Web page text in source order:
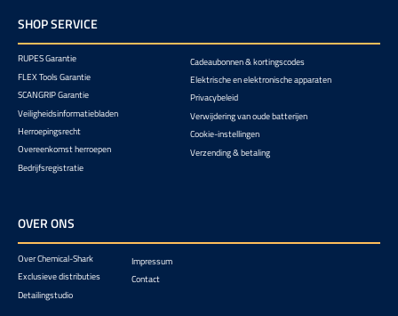
SHOP SERVICE
RUPES Garantie
FLEX Tools Garantie
SCANGRIP Garantie
Veiligheidsinformatiebladen
Herroepingsrecht
Overeenkomst herroepen
Bedrijfsregistratie
Cadeaubonnen & kortingscodes
Elektrische en elektronische apparaten
Privacybeleid
Verwijdering van oude batterijen
Cookie-instellingen
Verzending & betaling
OVER ONS
Over Chemical-Shark
Exclusieve distributies
Detailingstudio
Impressum
Contact